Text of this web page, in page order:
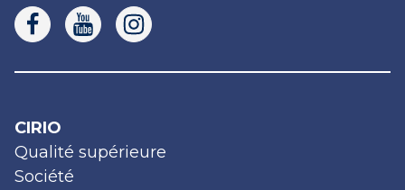
CIRIO
Qualité supérieure
Société